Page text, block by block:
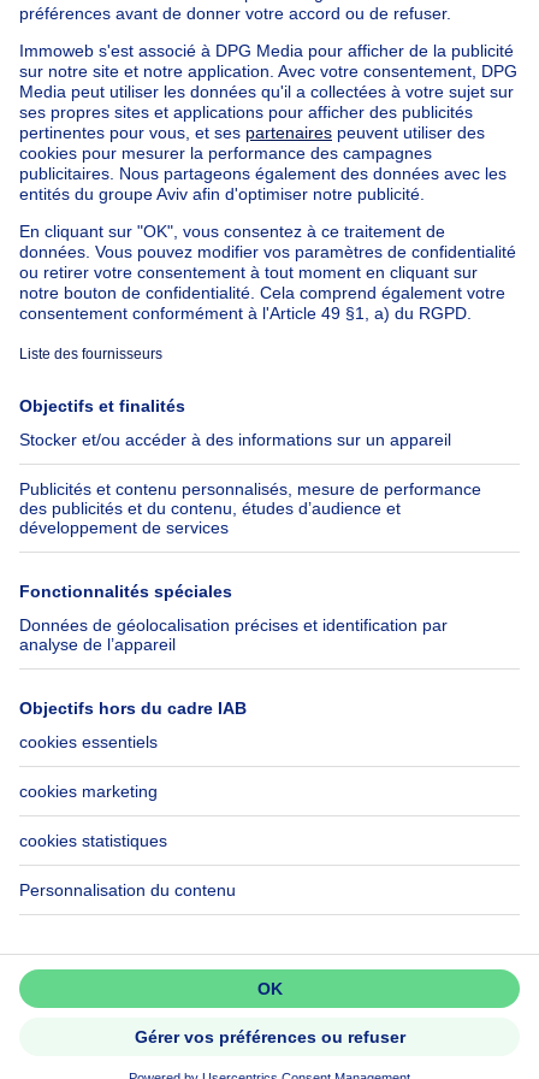
Bien exceptionnel à vendre
Ferme à vendre
Bungalow à vendre
Chalet à vendre
Château à vendre
Maison de campagne à vendre
Immeuble mixte à vendre
Autres biens à vendre
Manoir à vendre
Nos maisons hors de la Belgique
Maison à vendre France
Maison à vendre Espagne
Maison à vendre Italie
Maison à vendre Luxembourg
Maison à vendre Pays-bas
À propos
Immoweb
Presse
Emplois
Groupe Axel Springer
SeLoger.com
Immowelt.de
Outils
Belfius
Assurances
Check-list déménagement
Aide
FAQ
Accessibilité
Contactez-nous
Suivez-nous
LinkedIn
Immoweb SA © 2026 - Tous droits réservés
Conditions d'utilisation Gestion des cookies
Vie privée
Règles de fonctionnement et de classement
3044 -
d2b95f88ad4c2e3527743d6bd81664b3a2df8b8e -